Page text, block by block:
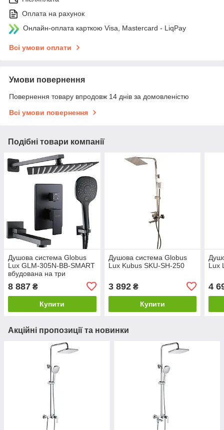
Оплата на рахунок
Онлайн-оплата карткою Visa, Mastercard - LiqPay
Всі умови оплати
Умови повернення
Повернення товару впродовж 14 днів за домовленістю
Всі умови повернення
Подібні товари компанії
Душова система Globus
Lux GLM-305N-BB-SMART
вбудована на три
вилив,Чорний мат
8 887 ₴
Купити
Душова система Globus
Lux Kubus SKU-SH-250
3 892₴
Купити
Lux
4
Акційні пропозиції та новинки